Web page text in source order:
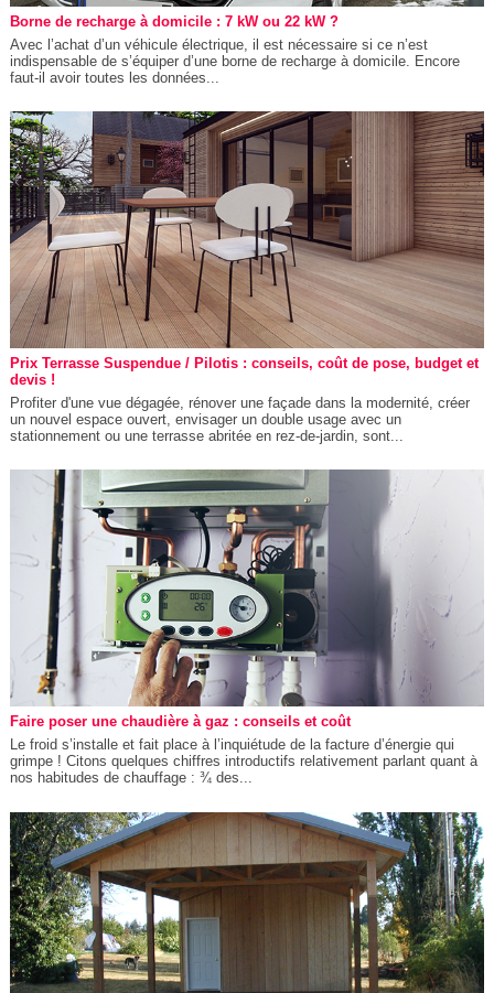
Borne de recharge à domicile : 7 kW ou 22 kW ?
Avec l’achat d’un véhicule électrique, il est nécessaire si ce n’est
indispensable de s’équiper d’une borne de recharge à domicile. Encore
faut-il avoir toutes les données...
Prix Terrasse Suspendue / Pilotis : conseils, coût de pose, budget et
devis !
Profiter d'une vue dégagée, rénover une façade dans la modernité, créer
un nouvel espace ouvert, envisager un double usage avec un
stationnement ou une terrasse abritée en rez-de-jardin, sont...
Faire poser une chaudière à gaz : conseils et coût
Le froid s’installe et fait place à l’inquiétude de la facture d’énergie qui
grimpe ! Citons quelques chiffres introductifs relativement parlant quant à
nos habitudes de chauffage : ¾ des...